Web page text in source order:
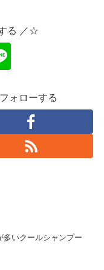
る ／☆
ォローする
多いクールシャンプー